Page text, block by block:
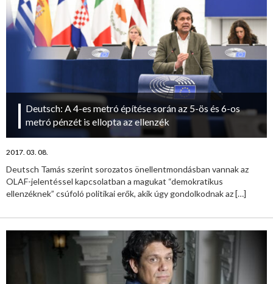
Deutsch: A 4-es metró építése során az 5-ös és 6-os
metró pénzét is ellopta az ellenzék
2017. 03. 08.
Deutsch Tamás szerint sorozatos önellentmondásban vannak az
OLAF-jelentéssel kapcsolatban a magukat “demokratikus
ellenzéknek” csúfoló politikai erők, akik úgy gondolkodnak az[…]